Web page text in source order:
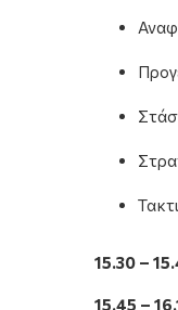
15.30 –
15.45 –